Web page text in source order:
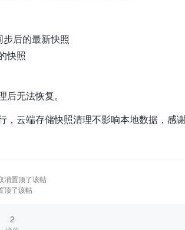
后的最新快照
快照
无法恢复。
，云端存储快照清理不影响本地数据，感
消置顶了该帖
顶了该帖
2